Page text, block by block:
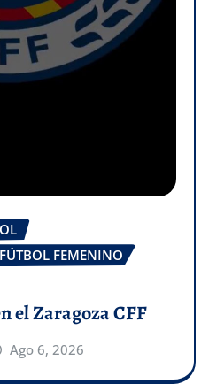
FÚTBOL FEMENINO
el Zaragoza CFF
Ago 6, 2026